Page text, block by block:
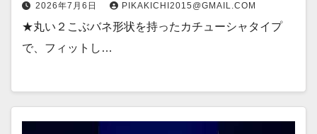
2026年7月6日 PIKAKICHI2015@GMAIL.COM
★丸い２こぶバネ形状を持ったカチューシャタイプ
で、フィットし…